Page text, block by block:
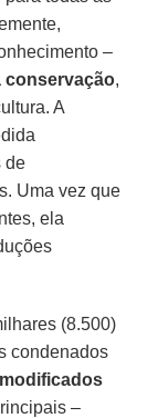
–
conservação,
A
de
Uma vez que
ela
(8.500)
condenados
–